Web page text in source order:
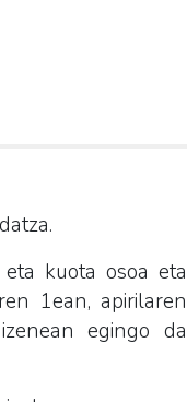
kuota osoa eta
1ean, apirilaren
egingo da